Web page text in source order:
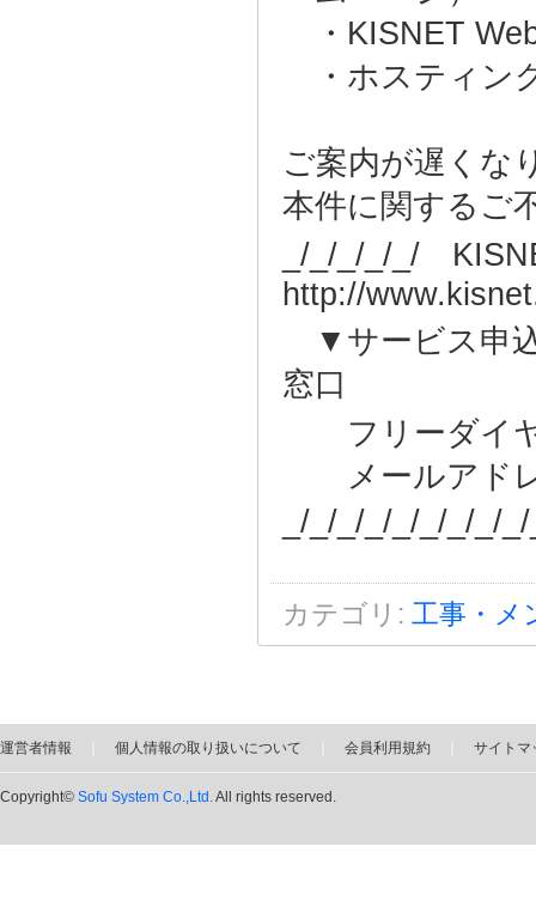
・KISNET
・ホスティン
ご案内が遅くな
本件に関するご
_/_/_/_/_/
http://
▼サービス申込
窓口
フリーダイヤ
メールアドレ
_/_/_/_/_/_/_/_/
カテゴリ : 工事・メ
運営者情報 個人情報の取り扱いについて 会員利用規約 サイトマ
Copyright© Sofu System Co.,Ltd.All rights reserved.